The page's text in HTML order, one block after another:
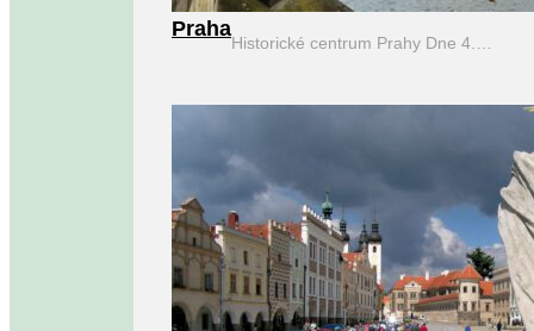
Praha
Historické centrum Prahy Dne 4.…